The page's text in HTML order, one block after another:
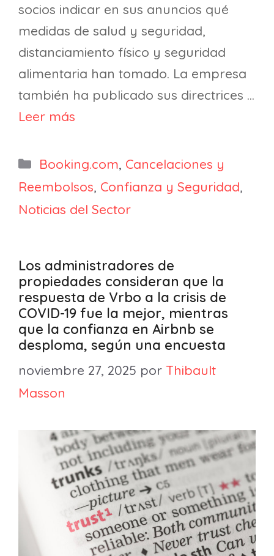
socios indicar en sus anuncios qué
medidas de salud y seguridad,
distanciamiento físico y seguridad
alimentaria han tomado. La empresa
también ha publicado sus directrices …
Leer más
Categorías
Booking.com, Cancelaciones y
Reembolsos, Confianza y Seguridad,
Noticias del Sector
Los administradores de
propiedades consideran que la
respuesta de Vrbo a la crisis de
COVID-19 fue la mejor, mientras
que la confianza en Airbnb se
desploma, según una encuesta
noviembre 27, 2025 por Thibault
Masson